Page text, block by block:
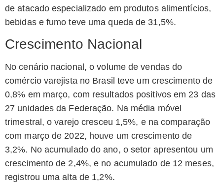
de atacado especializado em produtos alimentícios,
bebidas e fumo teve uma queda de 31,5%.
Crescimento Nacional
No cenário nacional, o volume de vendas do
comércio varejista no Brasil teve um crescimento de
0,8% em março, com resultados positivos em 23 das
27 unidades da Federação. Na média móvel
trimestral, o varejo cresceu 1,5%, e na comparação
com março de 2022, houve um crescimento de
3,2%. No acumulado do ano, o setor apresentou um
crescimento de 2,4%, e no acumulado de 12 meses,
registrou uma alta de 1,2%.